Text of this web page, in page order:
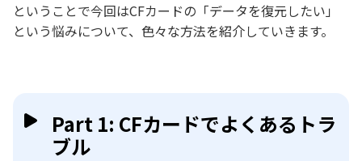
ということで今回はCFカードの「データを復元したい」
という悩みについて、色々な方法を紹介していきます。
Part 1: CFカードでよくあるトラ
ブル